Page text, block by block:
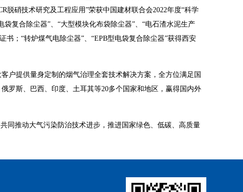
脱硝技术研究及工程应用”荣获中国建材联合会2022年度“科学
复合除尘器”、“大型模块化布袋除尘器”、“电石渣水泥生产
书；“转炉煤气电除尘器”、“EPB型电袋复合除尘器”获得西安
户提供量身定制的烟气治理全套技术解决方案，全方位满足国
罗斯、巴西、印度、土耳其等20多个国家和地区，赢得国内外
同推动大气污染防治技术进步，推进国家绿色、低碳、高质量